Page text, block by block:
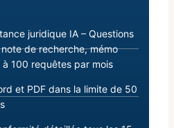
juridique IA – Questions
de recherche, mémo
100 requêtes par mois
et PDF dans la limite de 50